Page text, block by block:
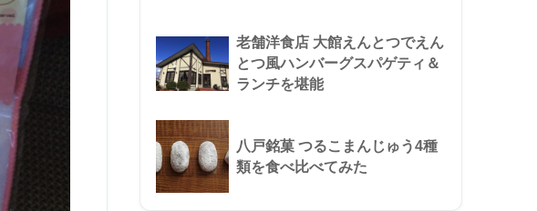
老舗洋食店 大館えんとつでえん
とつ風ハンバーグスパゲティ＆
ランチを堪能
八戸銘菓 つるこまんじゅう4種
類を食べ比べてみた